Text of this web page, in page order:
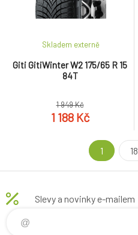
Giti GitiWinter W2 175/65 R 15
84T
Skladem externě
1 949 Kč
1 188 Kč
1 18
Slevy a novinky e-mailem